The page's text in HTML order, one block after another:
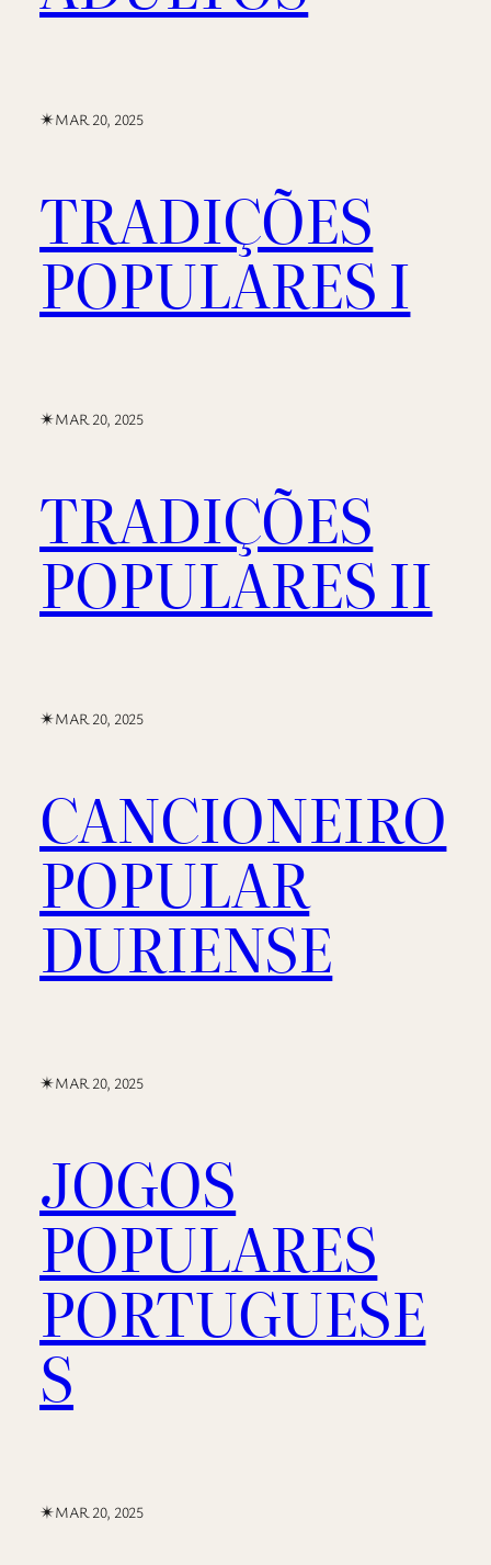
✴︎MAR 20, 2025
TRADIÇÕES
POPULARES I
✴︎MAR 20, 2025
TRADIÇÕES
POPULARES II
✴︎MAR 20, 2025
CANCIONEIRO
POPULAR
DURIENSE
✴︎MAR 20, 2025
JOGOS
POPULARES
PORTUGUESE
S
✴︎MAR 20, 2025